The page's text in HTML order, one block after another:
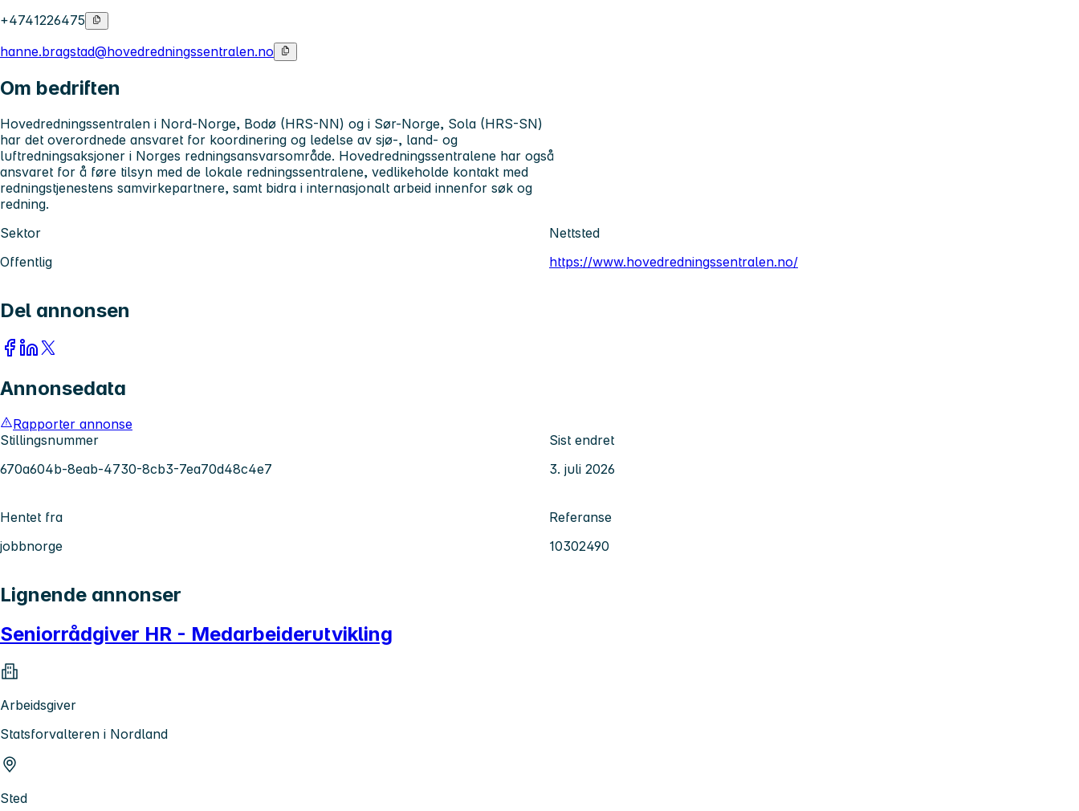
+4741226475
hanne.bragstad@hovedredningssentralen.no
Om bedriften
Hovedredningssentralen i Nord-Norge, Bodø (HRS-NN) og i Sør-Norge, Sola (HRS-SN)
har det overordnede ansvaret for koordinering og ledelse av sjø-, land- og
luftredningsaksjoner i Norges redningsansvarsområde. Hovedredningssentralene har også
ansvaret for å føre tilsyn med de lokale redningssentralene, vedlikeholde kontakt med
redningstjenestens samvirkepartnere, samt bidra i internasjonalt arbeid innenfor søk og
redning.
Sektor
Offentlig
Nettsted
https://www.hovedredningssentralen.no/
Del annonsen
Annonsedata
Rapporter annonse
Stillingsnummer
670a604b-8eab-4730-8cb3-7ea70d48c4e7
Sist endret
3. juli 2026
Hentet fra
jobbnorge
Referanse
10302490
Lignende annonser
Seniorrådgiver HR - Medarbeiderutvikling
Arbeidsgiver
Statsforvalteren i Nordland
Sted